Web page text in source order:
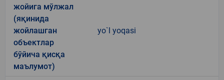
жойига мўлжал
(яқинида
жойлашган
объектлар
бўйича қисқа
маълумот)
yo`l yoqasi